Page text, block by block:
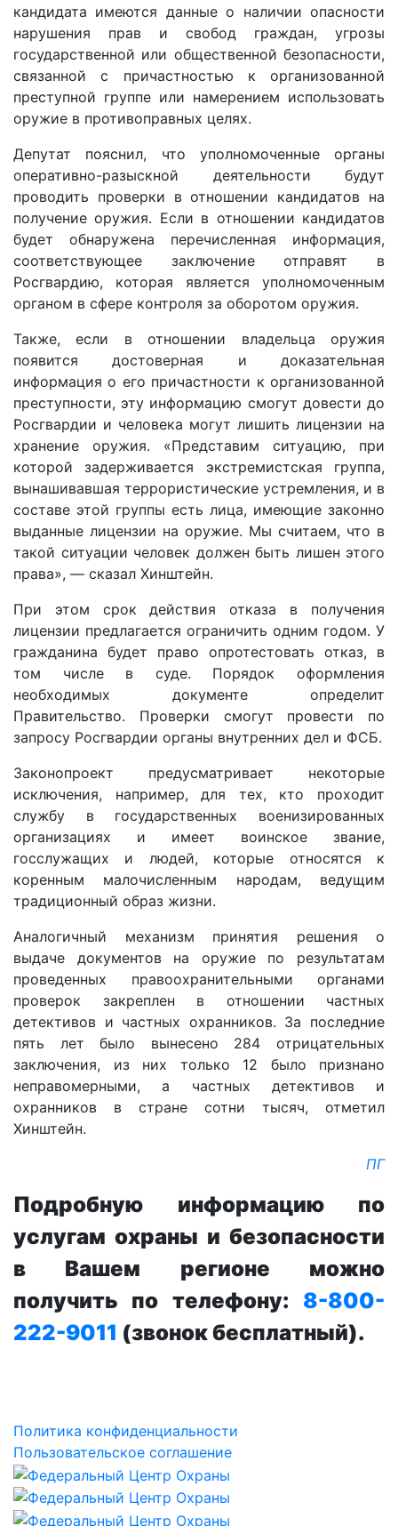
кандидата имеются данные о наличии опасности
нарушения прав и свобод граждан, угрозы
государственной или общественной безопасности,
связанной с причастностью к организованной
преступной группе или намерением использовать
оружие в противоправных целях.
Депутат пояснил, что уполномоченные органы
оперативно-разыскной деятельности будут
проводить проверки в отношении кандидатов на
получение оружия. Если в отношении кандидатов
будет обнаружена перечисленная информация,
соответствующее заключение отправят в
Росгвардию, которая является уполномоченным
органом в сфере контроля за оборотом оружия.
Также, если в отношении владельца оружия
появится достоверная и доказательная
информация о его причастности к организованной
преступности, эту информацию смогут довести до
Росгвардии и человека могут лишить лицензии на
хранение оружия. «Представим ситуацию, при
которой задерживается экстремистская группа,
вынашивавшая террористические устремления, и в
составе этой группы есть лица, имеющие законно
выданные лицензии на оружие. Мы считаем, что в
такой ситуации человек должен быть лишен этого
права», — сказал Хинштейн.
При этом срок действия отказа в получения
лицензии предлагается ограничить одним годом. У
гражданина будет право опротестовать отказ, в
том числе в суде. Порядок оформления
необходимых документе определит
Правительство. Проверки смогут провести по
запросу Росгвардии органы внутренних дел и ФСБ.
Законопроект предусматривает некоторые
исключения, например, для тех, кто проходит
службу в государственных военизированных
организациях и имеет воинское звание,
госслужащих и людей, которые относятся к
коренным малочисленным народам, ведущим
традиционный образ жизни.
Аналогичный механизм принятия решения о
выдаче документов на оружие по результатам
проведенных правоохранительными органами
проверок закреплен в отношении частных
детективов и частных охранников. За последние
пять лет было вынесено 284 отрицательных
заключения, из них только 12 было признано
неправомерными, а частных детективов и
охранников в стране сотни тысяч, отметил
Хинштейн.
ПГ
Подробную информацию по
услугам охраны и безопасности
в Вашем регионе можно
получить по телефону: 8-800-
222-9011 (звонок бесплатный).
Политика конфиденциальности
Пользовательское соглашение